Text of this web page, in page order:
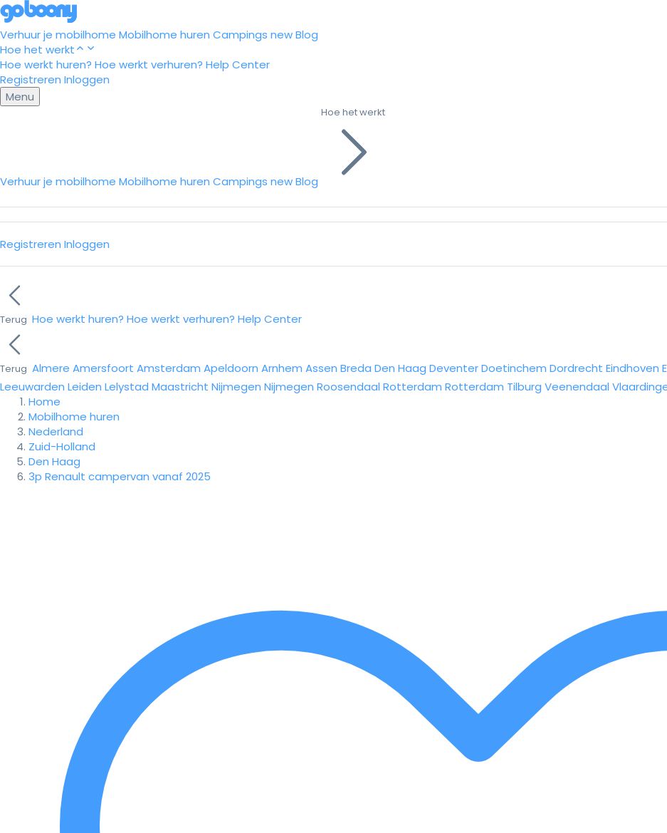
Verhuur je mobilhome Mobilhome huren Campings newBlog
Hoe het werkt
Hoe werkt huren? Hoe werkt verhuren? Help Center
Registreren Inloggen
Menu
Verhuur je mobilhome Mobilhome huren Campings newBlog
Hoe het werkt
Registreren Inloggen
Terug Hoe werkt huren? Hoe werkt verhuren? Help Center
Terug Almere Amersfoort Amsterdam Apeldoorn Arnhem Assen Breda Den Haag DeventerDoetinchem Dordrecht Eindhoven
Leeuwarden Leiden Lelystad Maastricht Nijmegen Nijmegen Roosendaal Rotterdam Rotterdam Tilburg Veenendaal
Home
Mobilhome huren
Nederland
Zuid-Holland
Den Haag
3p Renault campervan vanaf 2025